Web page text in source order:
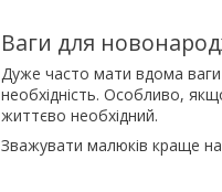
Ваги для
Дуже часто мати вдома
необхідність. Особливо,
життєво необхідний.
Зважувати малюків краще на